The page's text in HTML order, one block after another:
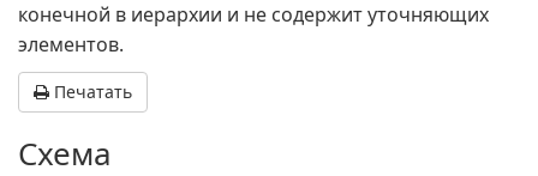
конечной в иерархии и не содержит уточняющих
элементов.
Печатать
Схема